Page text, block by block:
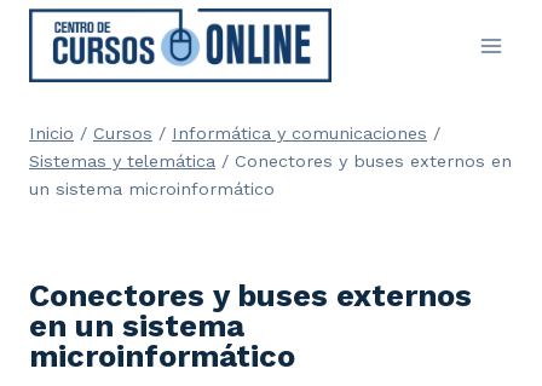
Saltar
contenido
Inicio / Cursos / Informática y comunicaciones /
Sistemas y telemática / Conectores y buses externos en
un sistema microinformático
Conectores y buses externos
en un sistema
microinformático